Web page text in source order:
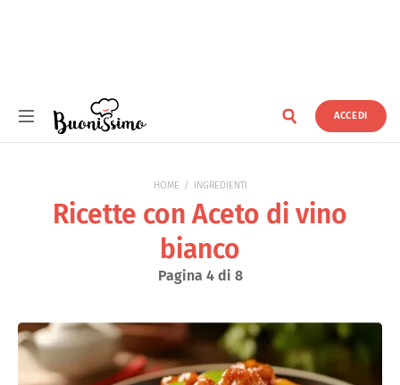
ACCEDI
HOME INGREDIENTI
Ricette con Aceto di vino
bianco
Pagina 4 di 8